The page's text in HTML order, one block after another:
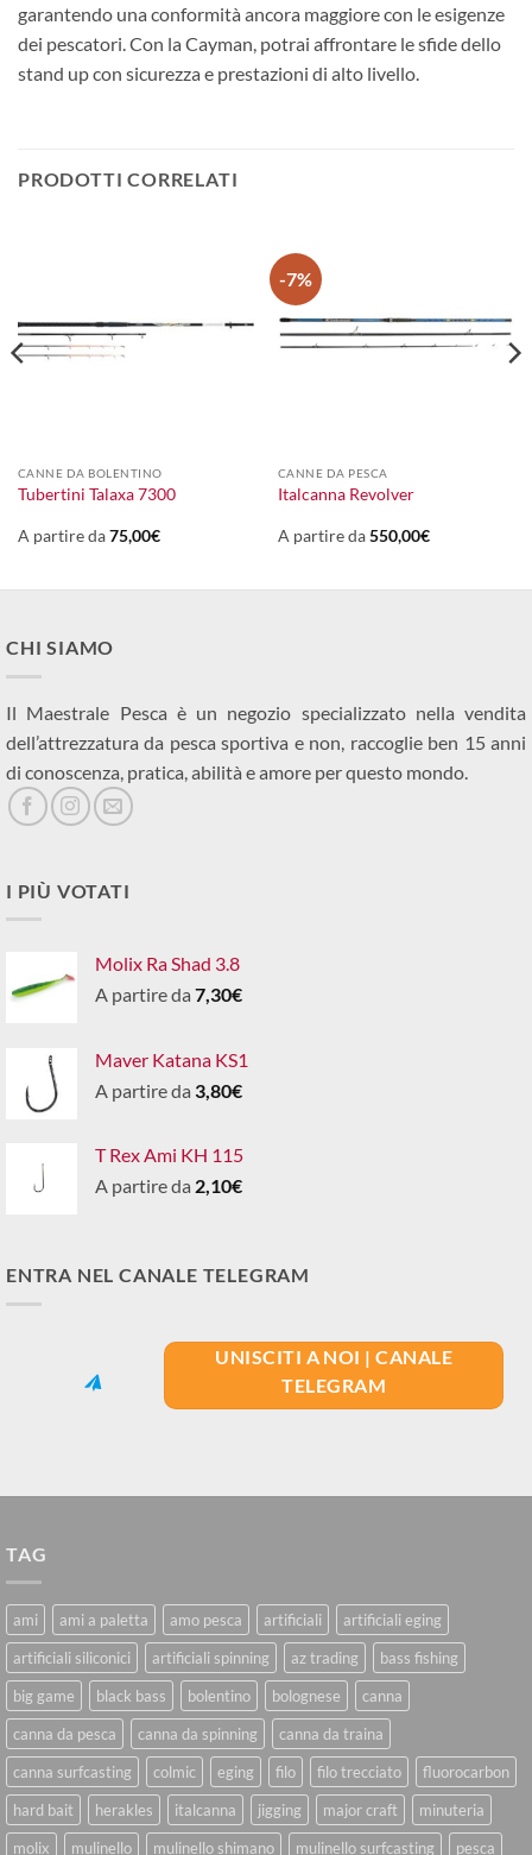
garantendo una conformità ancora maggiore con le esigenze
dei pescatori. Con la Cayman, potrai affrontare le sfide dello
stand up con sicurezza e prestazioni di alto livello.
PRODOTTI CORRELATI
CANNE DA BOLENTINO
Tubertini Talaxa 7300
A partire da75,00€
-7%
CANNE DA PESCA
Italcanna Revolver
A partire da550,00€
CHI SIAMO
Il Maestrale Pesca è un negozio specializzato nella vendita
dell’attrezzatura da pesca sportiva e non, raccoglie ben 15 anni
di conoscenza, pratica, abilità e amore per questo mondo.
I PIÙ VOTATI
Molix Ra Shad 3.8
A partire da 7,30€
Maver Katana KS1
A partire da 3,80€
T Rex Ami KH 115
A partire da 2,10€
ENTRA NEL CANALE TELEGRAM
UNISCITI A NOI | CANALE
TELEGRAM
TAG
ami ami a paletta amo pesca artificiali
artificiali eging
artificiali siliconici
artificiali spinning az trading
bass fishing
big game
black bass bolentino bolognese
canna
canna da pesca
canna da spinning
canna da traina
canna surfcasting
colmic eging filo filo trecciato
fluorocarbon
hard bait
herakles italcanna jigging major craft
minuteria
molix
mulinello mulinello shimano mulinello surfcasting pesca